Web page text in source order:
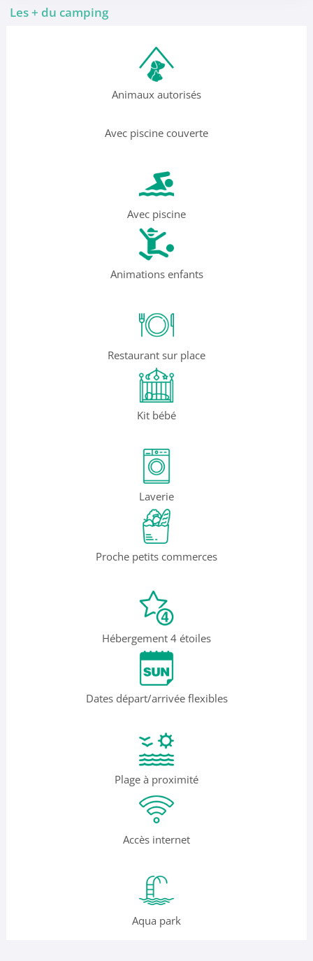
Les + du camping
Animaux autorisés
Avec piscine couverte
Avec piscine
Animations enfants
Restaurant sur place
Kit bébé
Laverie
Proche petits commerces
Hébergement 4 étoiles
Dates départ/arrivée flexibles
Plage à proximité
Accès internet
Aqua park